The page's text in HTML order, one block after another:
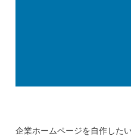
企業ホームページを自作した